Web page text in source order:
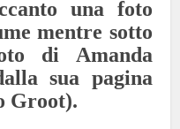
una foto
mentre sotto
di Amanda
sua pagina
Groot).